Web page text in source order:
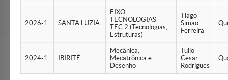
2026-1 SANTA LUZIA
EIXO
TECNOLOGIAS –
TEC 2 (Tecnologias,
Estruturas)
Tiago
Simao
Ferreira
2024-1 IBIRITÉ
Mecânica,
Mecatrônica e
Desenho
Tulio
Cesar
Rodrigues